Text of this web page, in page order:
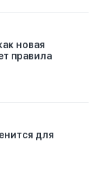
новая
правила
для